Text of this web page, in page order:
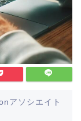
アソシエイト